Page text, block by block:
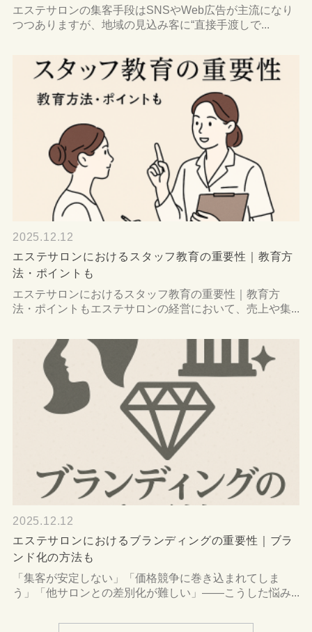
エステサロンの集客手段はSNSやWeb広告が主流になり
つつありますが、地域の見込み客に“直接手渡しで...
2025.12.12
エステサロンにおけるスタッフ教育の重要性｜教育方
法・ポイントも
エステサロンにおけるスタッフ教育の重要性｜教育方
法・ポイントもエステサロンの経営において、売上や集...
2025.12.12
エステサロンにおけるブランディングの重要性｜ブラ
ンド化の方法も
「集客が安定しない」「価格競争に巻き込まれてしま
う」「他サロンとの差別化が難しい」――こうした悩み...